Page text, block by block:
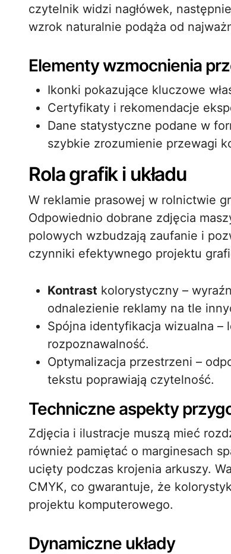
czytelnik widzi nagłówek,
wzrok naturalnie podąża od
Elementy wzmocnienia
Ikonki pokazujące kluczowe
Certyfikaty i rekomendacje
Dane statystyczne podane w
szybkie zrozumienie przewagi
Rola grafik i układu
W reklamie prasowej w rolnictwie
Odpowiednio dobrane zdjęcia
polowych wzbudzają zaufanie i
czynniki efektywnego projektu
Kontrast kolorystyczny –
odnalezienie reklamy na tle
Spójna identyfikacja wizualna –
rozpoznawalność.
Optymalizacja przestrzeni –
tekstu poprawiają czytelność.
Techniczne aspekty
Zdjęcia i ilustracje muszą mieć
również pamiętać o marginesach
ucięty podczas krojenia arkuszy.
CMYK, co gwarantuje, że
projektu komputerowego.
Dynamiczne układy